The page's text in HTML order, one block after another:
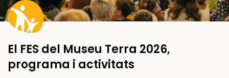
El FES del Museu Terra 2026,
programa i activitats